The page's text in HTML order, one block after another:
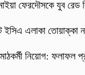
ফেরদৌসকে যুব রেড
ইসিএ এলাকা তোয়াক্কা
মাঠকর্মী নিয়োগ: